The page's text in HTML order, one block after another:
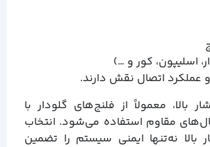
اسلیپون، کور و …)
عملکرد اتصال نقش دارند.
بالا، معمولاً از فلنج‌های گلودار با
مقاوم استفاده می‌شود. انتخاب
بالا نه‌تنها ایمنی سیستم را تضمین